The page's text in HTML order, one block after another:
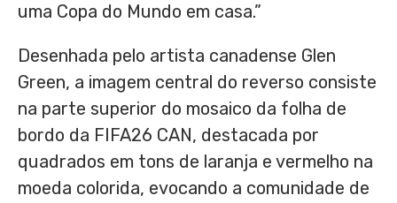
uma Copa do Mundo em casa.”
Desenhada pelo artista canadense Glen
Green, a imagem central do reverso consiste
na parte superior do mosaico da folha de
bordo da FIFA26 CAN, destacada por
quadrados em tons de laranja e vermelho na
moeda colorida, evocando a comunidade de